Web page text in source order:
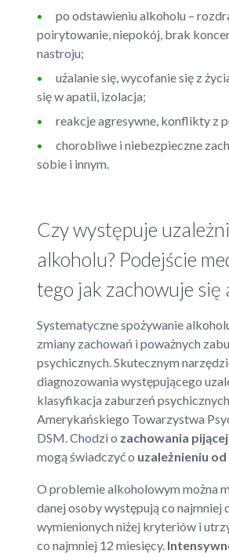
po odstawieniu alkoholu –
poirytowanie, niepokój, brak
nastroju;
użalanie się, wycofanie się z
się w apatii, izolacja;
reakcje agresywne, konflikty z
chorobliwe i niebezpieczne
sobie i innym.
Czy występuje
alkoholu? Podejście
tego jak zachowuje się
Systematyczne spożywanie
zmiany zachowań i poważnych
psychicznych. Skutecznym
diagnozowania występującego
klasyfikacja zaburzeń psychicznych
Amerykańskiego Towarzystwa
DSM. Chodzi o zachowania
mogą świadczyć o uzależnieniu
O problemie alkoholowym można
danej osoby występują co najmniej
wymienionych niżej kryteriów i
co najmniej 12 miesięcy.